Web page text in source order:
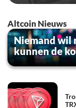
Altcoin Nieuws
Niemand wil
kunnen de